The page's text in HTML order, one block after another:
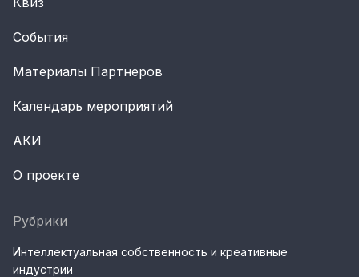
События
Материалы Партнеров
Календарь мероприятий
АКИ
О проекте
Рубрики
Интеллектуальная собственность и креативные
индустрии